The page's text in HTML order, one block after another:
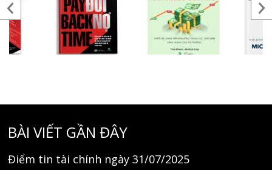
BÀI VIẾT GẦN ĐÂY
Điểm tin tài chính ngày 31/07/2025